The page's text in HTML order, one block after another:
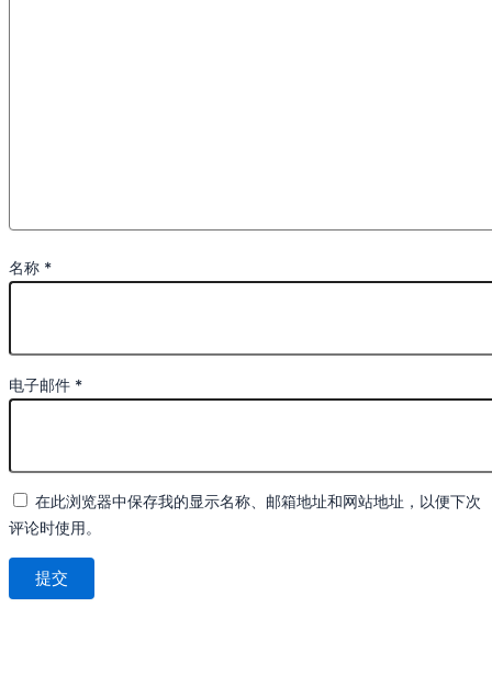
名称 *
电子邮件 *
在此浏览器中保存我的显示名称、邮箱地址和网站地址，以便下次
评论时使用。